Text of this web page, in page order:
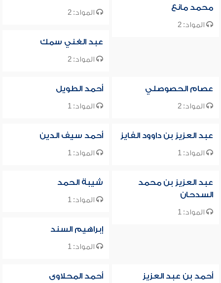
محمد مانع
المواد: 2
المواد: 2
عبد الغني سمك
المواد: 2
عصام الحصوصلي
المواد: 2
أحمد الطويل
المواد: 1
عبد العزيز بن داوود الفايز
المواد: 1
أحمد سيف الدين
المواد: 1
عبد العزيز بن محمد
السدحان
المواد: 1
شيبة الحمد
المواد: 1
إبراهيم السند
المواد: 1
أحمد بن عبد العزيز أحمد المحلاوى